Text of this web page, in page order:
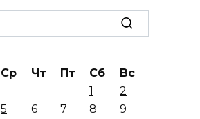
Ср Чт Пт Сб
Вс
1
2
5 6 7 8
9